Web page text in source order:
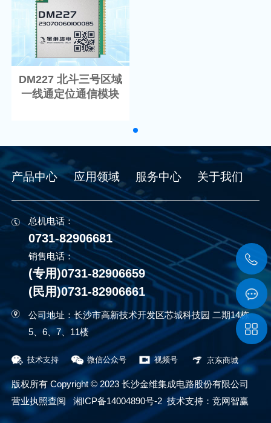
DM227 北斗三号区域
一线通定位通信模块
产品中心 应用领域 服务中心 关于我们
总机电话：
0731-82906681
销售电话：
(专用)0731-82906659
(民用)0731-82906661
公司地址：长沙市高新技术开发区芯城科技园 二期14栋
5、6、7、11楼
技术支持 微信公众号 视频号 京东商城
版权所有 Copyright © 2023 长沙金维集成电路股份有限公司
营业执照查阅
湘ICP备14004890号-2技术支持：竞网智赢